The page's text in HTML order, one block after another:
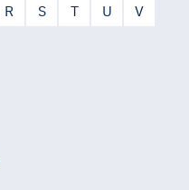
R S T U
V